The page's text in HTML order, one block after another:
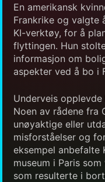
En amerikansk
Frankrike og valgte
KI-verktøy, for å
flyttingen. Hun
informasjon om
aspekter ved å bo i
Underveis
Noen av rådene fra
unøyaktige eller
misforståelser og
eksempel anbefalte
museum i Paris
som resulterte i